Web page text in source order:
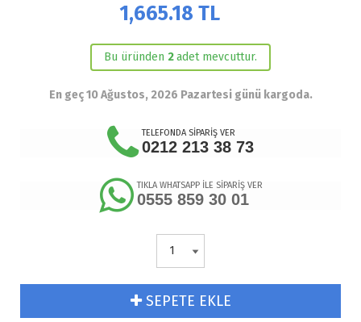
1,665.18 TL
Bu üründen 2adet mevcuttur.
En geç 10 Ağustos, 2026 Pazartesi günü kargoda.
TELEFONDA SİPARİŞ VER
0212 213 38 73
TIKLA WHATSAPP İLE SİPARİŞ VER
0555 859 30 01
SEPETE EKLE